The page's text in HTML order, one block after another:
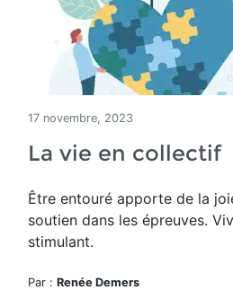
17 novembre, 2023
La vie en collectif
Être entouré apporte de la
soutien dans les épreuves.
stimulant.
Par : Renée Demers